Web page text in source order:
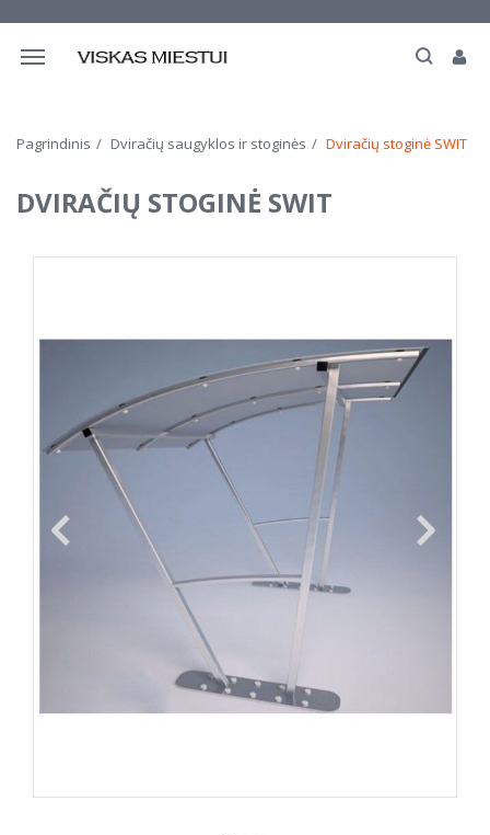
Navigacija
Pagrindinis Dviračių saugyklos ir stoginės Dviračių stoginė SWIT
DVIRAČIŲ STOGINĖ SWIT